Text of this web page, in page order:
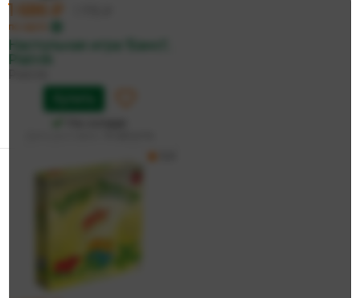
1 686 ₽
по карте
Настольная игра 'Бамс!',
Piatnik